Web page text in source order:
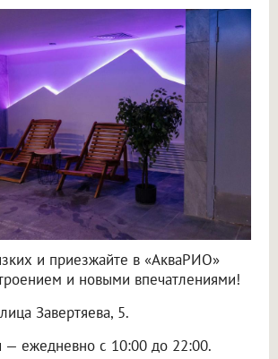
и приезжайте в «АкваРИО»
и новыми впечатлениями!
Завертяева, 5.
— ежедневно с 10:00 до 22:00.